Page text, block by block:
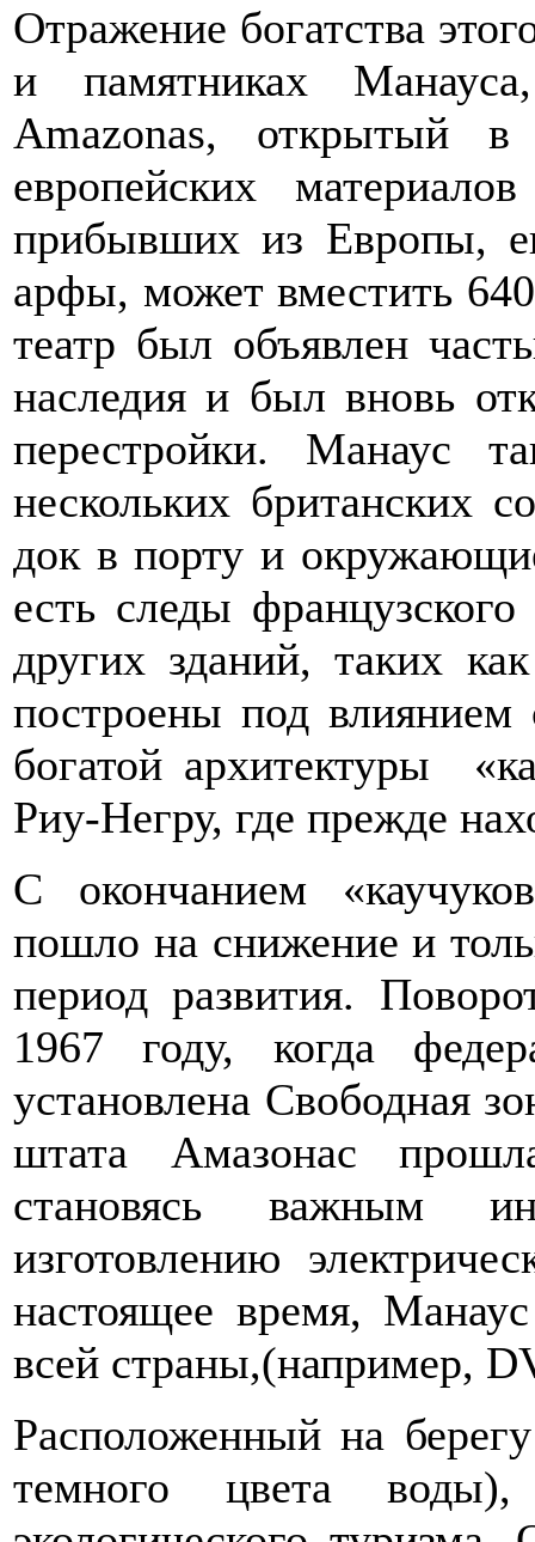
Отражение богатства
и памятниках
Amazonas, открытый
европейских
прибывших из Европы,
арфы, может вместить
театр был объявлен
наследия и был вновь
перестройки. Манаус
нескольких британских
док в порту и
есть следы
других зданий, таких
построены под влиянием
богатой архитектуры
Риу-Негру, где прежде
С окончанием
пошло на снижение и
период развития.
1967 году, когда
установлена Свободная
штата Амазонас
становясь важным
изготовлению
настоящее время,
всей страны,(например,
Расположенный на
темного цвета